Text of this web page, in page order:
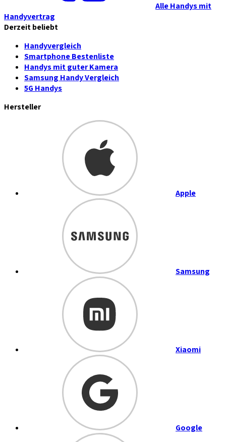
Alle Handys mit
Handyvertrag
Derzeit beliebt
Handyvergleich
Smartphone Bestenliste
Handys mit guter Kamera
Samsung Handy Vergleich
5G Handys
Hersteller
Apple
Samsung
Xiaomi
Google